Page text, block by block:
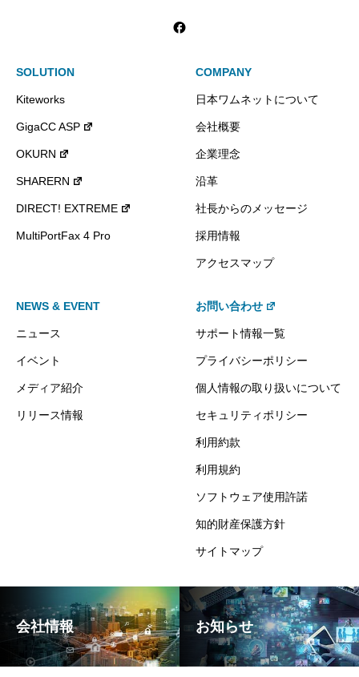
SOLUTION
Kiteworks
GigaCC ASP
OKURN
SHARERN
DIRECT! EXTREME
MultiPortFax 4 Pro
COMPANY
日本ワムネットについて
会社概要
企業理念
沿革
社長からのメッセージ
採用情報
アクセスマップ
NEWS & EVENT
ニュース
イベント
メディア紹介
リリース情報
お問い合わせ
サポート情報一覧
プライバシーポリシー
個人情報の取り扱いについて
セキュリティポリシー
利用約款
利用規約
ソフトウェア使用許諾
知的財産保護方針
サイトマップ
会社情報 お知らせ